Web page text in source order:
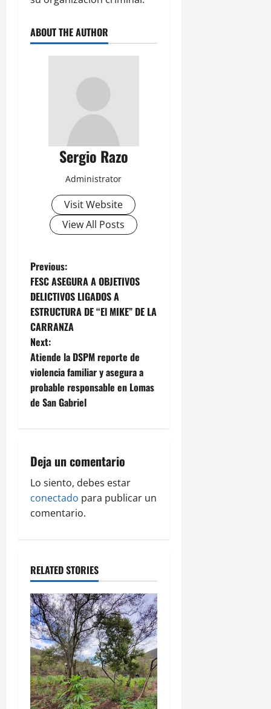
ABOUT THE AUTHOR
Sergio Razo
Administrator
Visit Website
View All Posts
P
o
s
t
n
a
g
a
t
o
n
Previous:
FESC ASEGURA A OBJETIVOS
DELICTIVOS LIGADOS A
ESTRUCTURA DE “El MIKE” DE LA
CARRANZA
Next:
Atiende la DSPM reporte de
violencia familiar y asegura a
probable responsable en Lomas
de San Gabriel
Deja un comentario
Lo siento, debes estar
conectado para publicar un
comentario.
RELATED STORIES